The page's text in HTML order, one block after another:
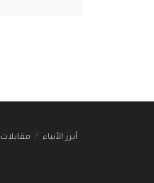
أبرز الأنباء مقابلات